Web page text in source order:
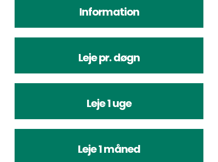
Information
Leje pr. døgn
Leje 1 uge
Leje 1 måned